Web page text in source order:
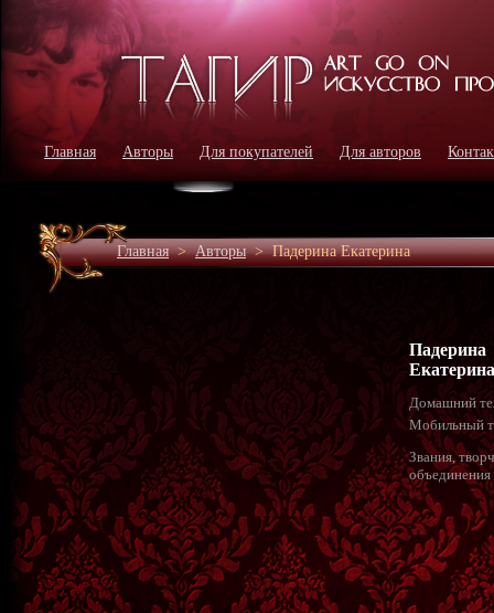
Главная Авторы Для покупателей Для авторов
Главная>Авторы>Падерина Екатерина
Падерина
Екатерина
Домашний
Мобильный
Звания,
объединения